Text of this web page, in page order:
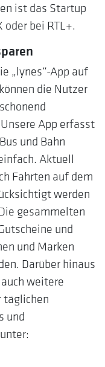
ist das Startup
oder bei RTL+.
„lynes“-App auf
die Nutzer
App erfasst
und Bahn
Aktuell
Fahrten auf dem
werden
gesammelten
und
und Marken
Darüber hinaus
weitere
täglichen
und